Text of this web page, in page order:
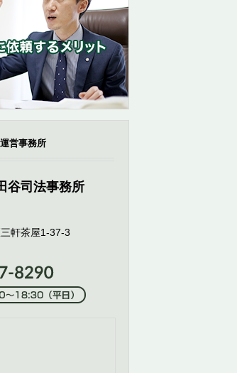
運営事務所
谷司法事務所
軒茶屋1-37-3